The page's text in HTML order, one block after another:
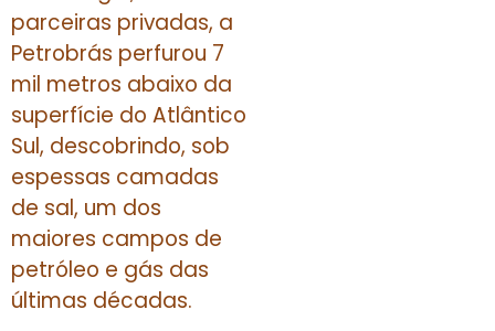
parceiras privadas, a
Petrobrás perfurou 7
mil metros abaixo da
superfície do Atlântico
Sul, descobrindo, sob
espessas camadas
de sal, um dos
maiores campos de
petróleo e gás das
últimas décadas.